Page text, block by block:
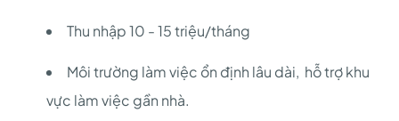
Thu nhập 10 - 15 triệu/tháng
Môi trường làm việc ổn định lâu dài, hỗ trợ khu
vực làm việc gần nhà.